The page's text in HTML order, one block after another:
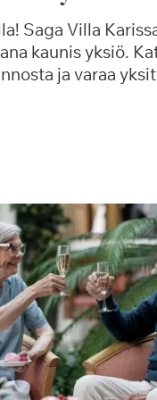
Saga Villa
kaunis yksiö.
ja varaa